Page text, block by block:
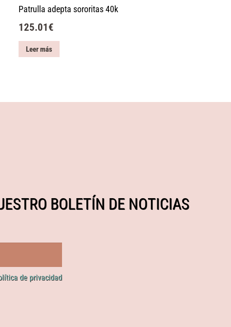
Patrulla adepta sororitas 40k
125.01€
Leer más
BOLETÍN DE NOTICIAS
de privacidad